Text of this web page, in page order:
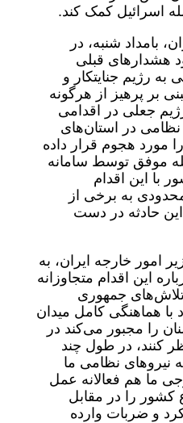
اسرائیل کمک کند.
بامداد شنبه، در
هشدارهای قبلی
رژیم جنایتکار و
بر پرهیز از هرگونه
رژیم جعلی در اقدامی
در استان‌های
مورد هجوم قرار داده
موفق توسط سامانه
با این اقدام
به برخی از
این حادثه در دست
امور خارجه ایران، به
این اقدام متجاوزانه
جمهوری
با هماهنگی کامل میدان
را مجبور می‌کند در
کنند، در طول چند
نیروهای نظامی ما
ما هم فعالانه عمل
را در مقابل
و ضربات وارده